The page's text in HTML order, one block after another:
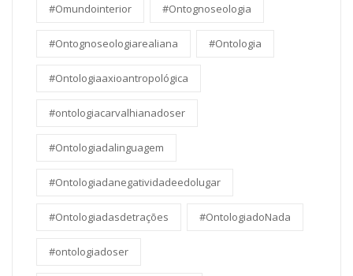
#Omundointerior #Ontognoseologia
#Ontognoseologiarealiana #Ontologia
#Ontologiaaxioantropológica
#ontologiacarvalhianadoser
#Ontologiadalinguagem
#Ontologiadanegatividadeedolugar
#Ontologiadasdetrações #OntologiadoNada
#ontologiadoser